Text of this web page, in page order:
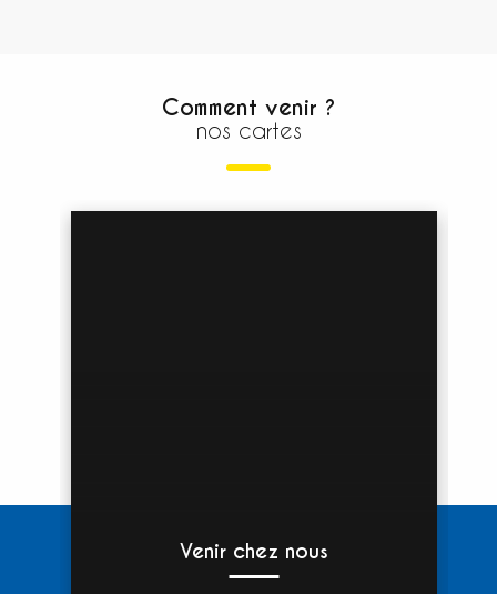
Comment venir ?
nos cartes
Venir chez nous